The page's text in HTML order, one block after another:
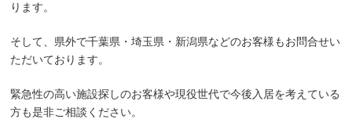
ります。
そして、県外で千葉県・埼玉県・新潟県などのお客様もお問合せい
ただいております。
緊急性の高い施設探しのお客様や現役世代で今後入居を考えている
方も是非ご相談ください。